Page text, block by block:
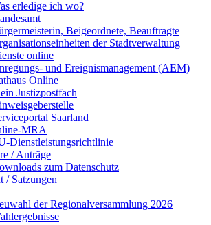
erledige ich wo?
Beigeordnete, Beauftragte
der Stadtverwaltung
online
und Ereignismanagement (AEM)
Online
Justizpostfach
Saarland
MRA
Dienstleistungsrichtlinie
/ Anträge
zum Datenschutz
/ Satzungen
der Regionalversammlung 2026